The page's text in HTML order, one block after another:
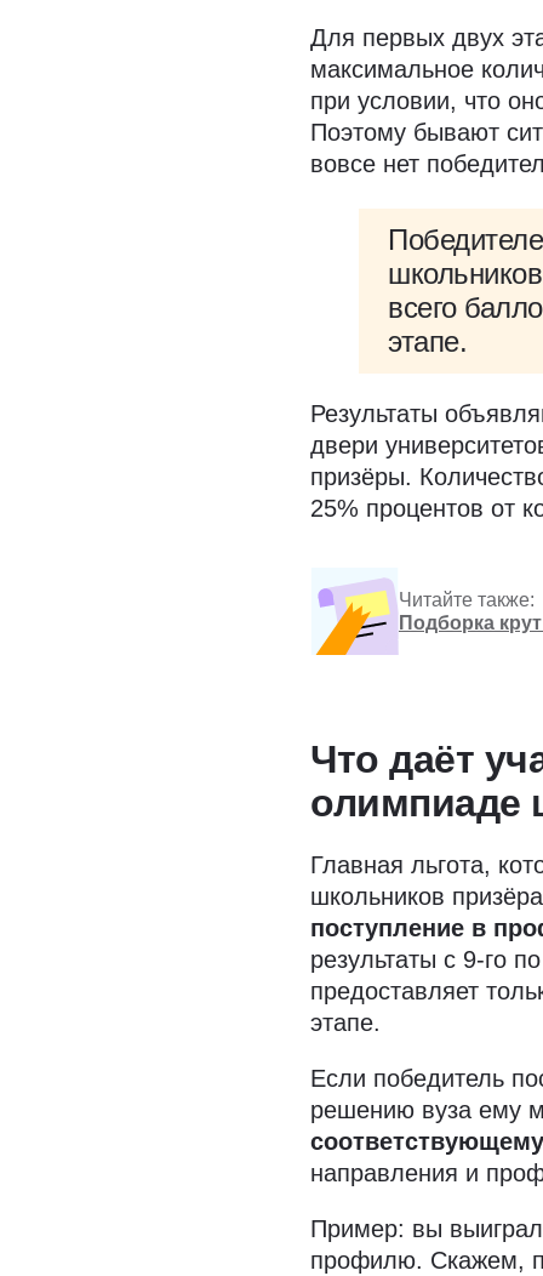
Для первых двух
максимальное
при условии, что
Поэтому бывают
вовсе нет
всего
этапе.
Результаты
двери
призёры.
25% процентов от
Читайте также:
Подборка
Что даёт
олимпиаде
Главная льгота,
школьников
поступление в
результаты с 9-го
предоставляет
этапе.
Если победитель
решению вуза ему
направления и
Пример: вы
профилю. Скажем,